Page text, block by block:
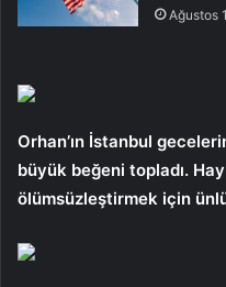
Ağustos
Orhan’ın İstanbul
büyük beğeni topladı.
ölümsüzleştirmek için